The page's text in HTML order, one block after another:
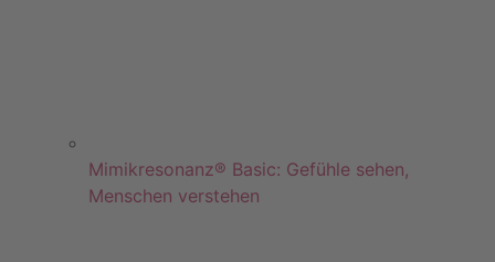
Mimikresonanz® Basic: Gefühle sehen,
Menschen verstehen